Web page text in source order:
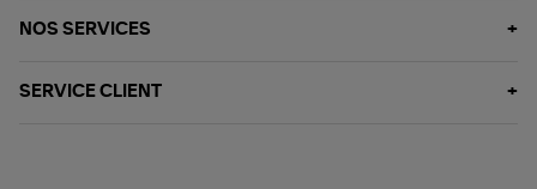
NOS SERVICES
SERVICE CLIENT